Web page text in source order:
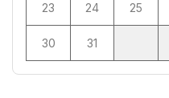
23 24 25
30 31